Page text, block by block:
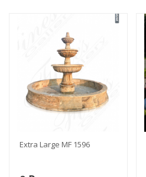
Extra Large MF 1596